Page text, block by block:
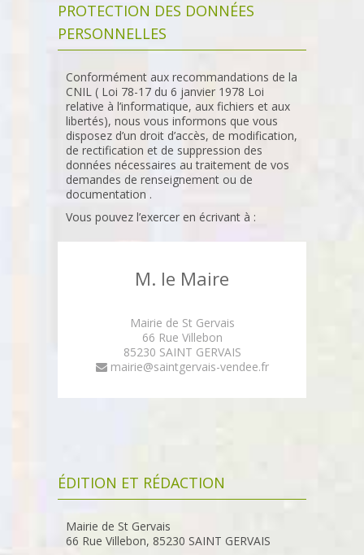
PROTECTION DES DONNÉES
PERSONNELLES
Conformément aux recommandations de la
CNIL ( Loi 78-17 du 6 janvier 1978 Loi
relative à l’informatique, aux fichiers et aux
libertés), nous vous informons que vous
disposez d’un droit d’accès, de modification,
de rectification et de suppression des
données nécessaires au traitement de vos
demandes de renseignement ou de
documentation .
Vous pouvez l’exercer en écrivant à :
M. le Maire
Mairie de St Gervais
66 Rue Villebon
85230 SAINT GERVAIS
mairie@saintgervais-vendee.fr
ÉDITION ET RÉDACTION
Mairie de St Gervais
66 Rue Villebon, 85230 SAINT GERVAIS